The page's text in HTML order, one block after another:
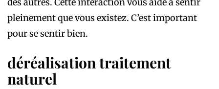
pleinement que vous existez. C’est important
pour se sentir bien.
déréalisation traitement
naturel